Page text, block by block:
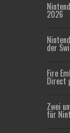
2026
der
Fire
Direct
Zwei
für